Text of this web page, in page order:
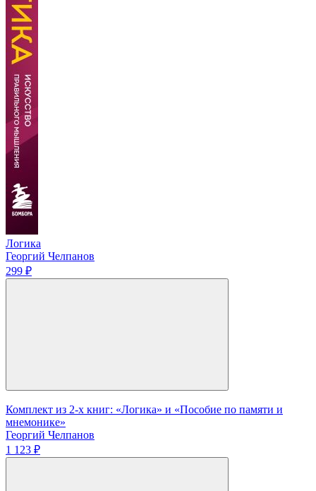
Логика
Георгий Челпанов
299 ₽
Комплект из 2-х книг: «Логика» и «Пособие по памяти и
мнемонике»
Георгий Челпанов
1 123 ₽